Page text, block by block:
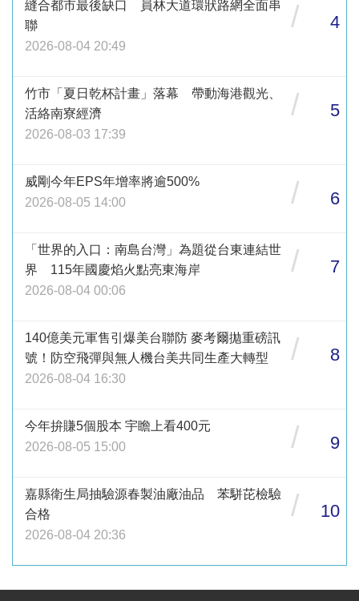
縫合都市最後缺口 員林大道環狀路網全面串
聯
2026-08-04 20:49
/ 4
竹市「夏日乾杯計畫」落幕 帶動海港觀光、
活絡南寮經濟
2026-08-03 17:39
/ 5
威剛今年EPS年增率將逾500%
2026-08-05 14:00
/ 6
「世界的入口：南島台灣」為題從台東連結世
界 115年國慶焰火點亮東海岸
2026-08-04 00:06
/ 7
140億美元軍售引爆美台聯防 麥考爾拋重磅訊
號！防空飛彈與無人機台美共同生產大轉型
2026-08-04 16:30
/ 8
今年拚賺5個股本 宇瞻上看400元
2026-08-05 15:00
/ 9
嘉縣衛生局抽驗源春製油廠油品 苯駢芘檢驗
合格
2026-08-04 20:36
/ 10